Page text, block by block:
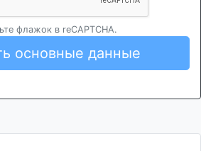
флажок в reCAPTCHA.
основные данные